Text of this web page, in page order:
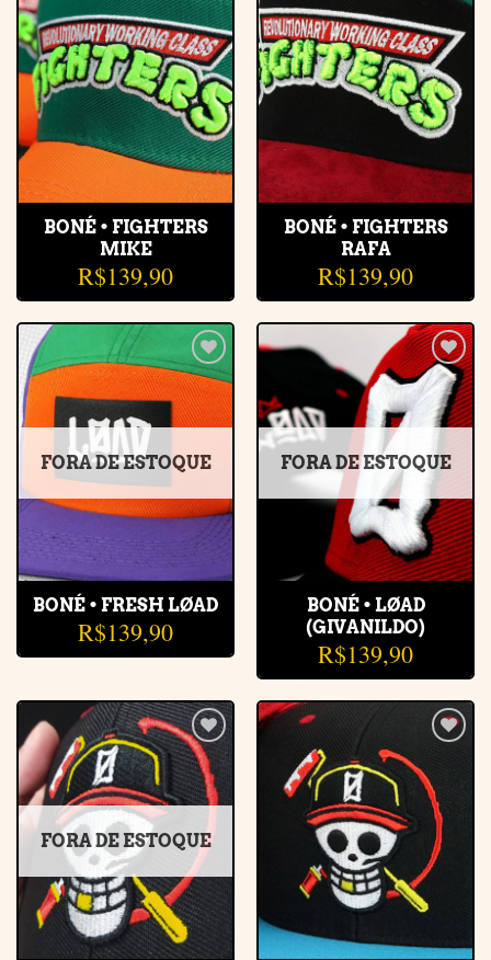
Adicionar
à lista de
desejos
BONÉ • FIGHTERS
MIKE
R$139,90
Adicionar
à lista de
desejos
BONÉ • FIGHTERS
RAFA
R$139,90
Adicionar
à lista de
desejos
FORA DE ESTOQUE
BONÉ • FRESH LØAD
R$139,90
Adicionar
à lista de
desejos
FORA DE ESTOQUE
BONÉ • LØAD
(GIVANILDO)
R$139,90
Adicionar
à lista de
desejos
FORA DE ESTOQUE
Adicionar
à lista de
desejos